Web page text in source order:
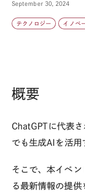
September 30, 2024
テクノロジー イノベ
概要
ChatGPTに代表
でも生成AIを活用
そこで、本イベ
る最新情報の提